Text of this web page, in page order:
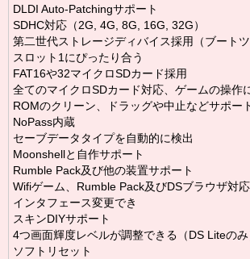
DLDI Auto-Patchingサポート
SDHC対応（2G, 4G, 8G, 16G, 32G）
第二世代ストレージディバイス採用（ブートツ
スロット1にぴったり合う
FAT16や32マイクロSDカード採用
全てのマイクロSDカード対応、ゲームの操作
ROMのクリーン、ドラッグや中止などサポー
NoPass内蔵
セーブデータタイプを自動的に検出
Moonshellと自作サポート
Rumble Pack及び他の装置サポート
Wifiゲーム、Rumble Pack及びDSブラウザ対応
インタフェース変更でき
スキンDIYサポート
4つ画面輝度レベルが調整できる（DS Liteのみ
ソフトリセット